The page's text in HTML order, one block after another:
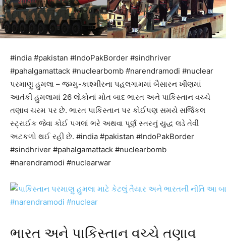
#india #pakistan #IndoPakBorder #sindhriver
#pahalgamattack #nuclearbomb #narendramodi #nuclear
પરમાણુ હુમલા – જમ્મુ-કાશ્મીરના પહલગામમાં બૈસારન ખીણમાં
આતંકી હુમલામાં 26 લોકોનાં મોત બાદ ભારત અને પાકિસ્તાન વચ્ચે
તણાવ ચરમ પર છે. ભારત પાકિસ્તાન પર કોઈપણ સમયે સર્જિકલ
સ્ટ્રાઈક જેવા કોઈ પગલાં ભરે અથવા પૂર્ણ સ્તરનું યુદ્ધ લડે તેવી
અટકળો થઈ રહી છે. #india #pakistan #IndoPakBorder
#sindhriver #pahalgamattack #nuclearbomb
#narendramodi #nuclearwar
ભારત અને પાકિસ્તાન વચ્ચે તણાવ